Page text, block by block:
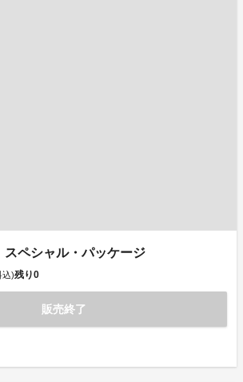
ペシャル・パッケージ
込)残り0
販売終了